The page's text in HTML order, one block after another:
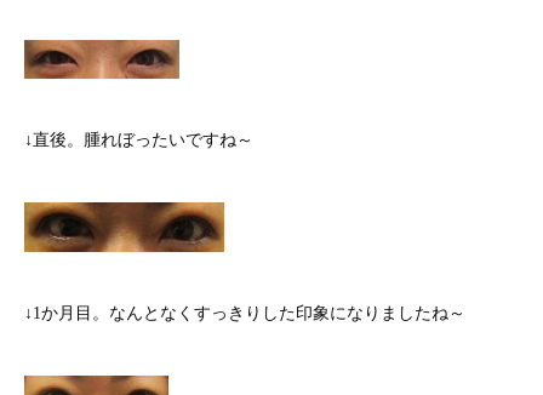
↓直後。腫れぼったいですね～
↓1か月目。なんとなくすっきりした印象になりましたね～